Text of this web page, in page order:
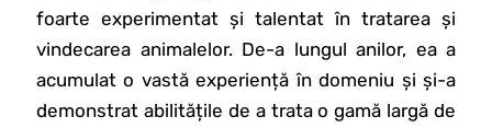
foarte experimentat și talentat în tratarea și
vindecarea animalelor. De-a lungul anilor, ea a
acumulat o vastă experiență în domeniu și și-a
demonstrat abilitățile de a trata o gamă largă de